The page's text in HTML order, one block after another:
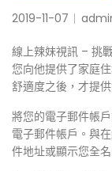
2019-11-07
線上辣妹視訊 – 挑
您向他提供了家庭
舒適度之後，才提
將您的電子郵件帳
電子郵件帳戶。與
件地址或顯示您全名